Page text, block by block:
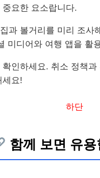
요한 요소랍니다.
과 볼거리를 미리 조사
미디어와 여행 앱을 활
인하세요. 취소 정책과
세요!
하단
함께 보면 유